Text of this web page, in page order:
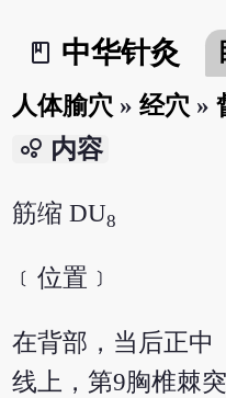
book_2
中华针灸
人体腧穴 »经穴 »
bubble_chart 内容
筋缩 DU8
﹝位置﹞
在背部，当后正中
线上，第9胸椎棘突